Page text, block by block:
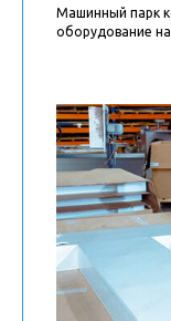
Машинный парк
оборудование